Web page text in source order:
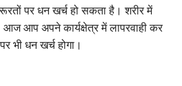
पर धन खर्च हो सकता है। शरीर में
आज आप अपने कार्यक्षेत्र में लापरवाही कर
भी धन खर्च होगा।